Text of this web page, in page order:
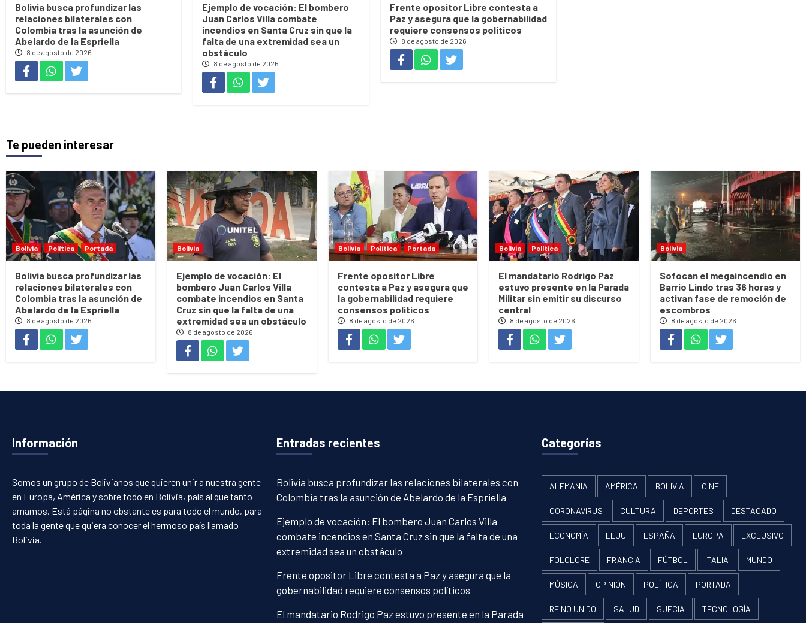
Bolivia busca profundizar las
relaciones bilaterales con
Colombia tras la asunción de
Abelardo de la Espriella
8 de agosto de 2026
Ejemplo de vocación: El bombero
Juan Carlos Villa combate
incendios en Santa Cruz sin que la
falta de una extremidad sea un
obstáculo
8 de agosto de 2026
Frente opositor Libre contesta a
Paz y asegura que la gobernabilidad
requiere consensos políticos
8 de agosto de 2026
Te pueden interesar
Bolivia Política Portada
Bolivia busca profundizar las
relaciones bilaterales con
Colombia tras la asunción de
Abelardo de la Espriella
8 de agosto de 2026
Bolivia
Ejemplo de vocación: El
bombero Juan Carlos Villa
combate incendios en Santa
Cruz sin que la falta de una
extremidad sea un obstáculo
8 de agosto de 2026
Bolivia Política Portada
Frente opositor Libre
contesta a Paz y asegura que
la gobernabilidad requiere
consensos políticos
8 de agosto de 2026
Bolivia Política
El mandatario Rodrigo Paz
estuvo presente en la Parada
Militar sin emitir su discurso
central
8 de agosto de 2026
Bolivia
Sofocan el megaincendio en
Barrio Lindo tras 36 horas y
activan fase de remoción de
escombros
8 de agosto de 2026
Información
Somos un grupo de Bolivianos que quieren unir a nuestra gente
en Europa, América y sobre todo en Bolivia, país al que tanto
amamos. Está página no obstante es para todo el mundo, para
toda la gente que quiera conocer el hermoso país llamado
Bolivia.
Entradas recientes
Bolivia busca profundizar las relaciones bilaterales con
Colombia tras la asunción de Abelardo de la Espriella
Ejemplo de vocación: El bombero Juan Carlos Villa
combate incendios en Santa Cruz sin que la falta de una
extremidad sea un obstáculo
Frente opositor Libre contesta a Paz y asegura que la
gobernabilidad requiere consensos políticos
El mandatario Rodrigo Paz estuvo presente en la Parada
Categorías
ALEMANIA AMÉRICA BOLIVIA CINE
CORONAVIRUS CULTURA DEPORTES DESTACADO
ECONOMÍA EEUU ESPAÑA EUROPA EXCLUSIVO
FOLCLORE FRANCIA FÚTBOL ITALIA MUNDO
MÚSICA OPINIÓN POLÍTICA PORTADA
REINO UNIDO SALUD SUECIA TECNOLOGÍA